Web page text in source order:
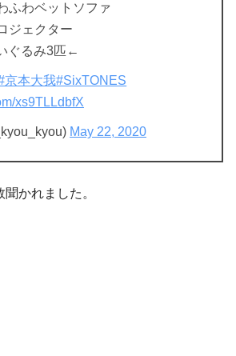
ふわベットソファ
ジェクター
ぐるみ3匹←
京本大我#SixTONES
xs9TLLdbfX
May 22, 2020
かれました。